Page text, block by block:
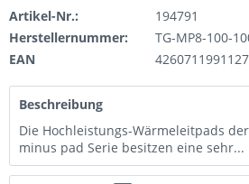
Artikel-Nr.:
194791
Herstellernummer:
TG-MP8-100-
EAN
4260711991127
Beschreibung
Die Hochleistungs-Wärmeleitpads
minus pad Serie besitzen eine sehr...